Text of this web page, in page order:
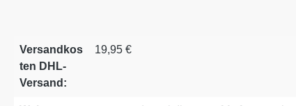
Versandkos
ten DHL-
Versand:
19,95 €